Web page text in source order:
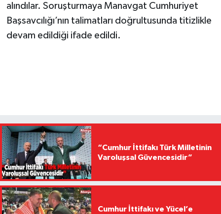
alındılar. Soruşturmaya Manavgat Cumhuriyet
Başsavcılığı’nın talimatları doğrultusunda titizlikle
devam edildiği ifade edildi.
“Cumhur İttifakı Türk Milletinin
Varoluşsal Güvencesidir”
Cumhur İttifakı ve Yücel’e